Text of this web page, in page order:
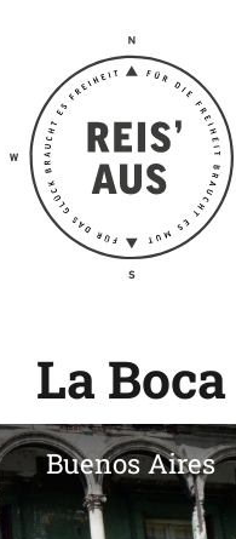
Reis' aus –
Reiseblog
La Boca
Buenos Aires